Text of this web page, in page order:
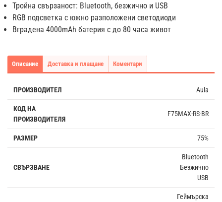
Тройна свързаност: Bluetooth, безжично и USB
RGB подсветка с южно разположени светодиоди
Вградена 4000mAh батерия с до 80 часа живот
Описание Доставка и плащане Коментари
ПРОИЗВОДИТЕЛ Aula
КОД НА
ПРОИЗВОДИТЕЛЯ
F75MAX-RS-BR
РАЗМЕР 75%
СВЪРЗВАНЕ
Bluetooth
Безжично
USB
Геймърска